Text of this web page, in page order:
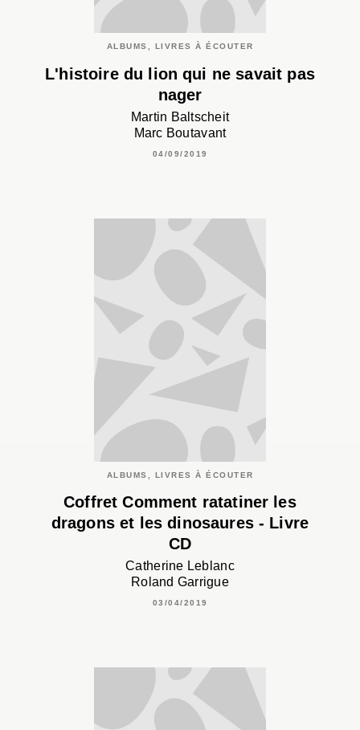
ALBUMS, LIVRES À ÉCOUTER
L'histoire du lion qui ne savait pas
nager
Martin Baltscheit
Marc Boutavant
04/09/2019
ALBUMS, LIVRES À ÉCOUTER
Coffret Comment ratatiner les
dragons et les dinosaures - Livre
CD
Catherine Leblanc
Roland Garrigue
03/04/2019